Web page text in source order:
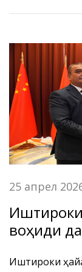
чорабинии
25 апрел
воҳиди
Иштироки